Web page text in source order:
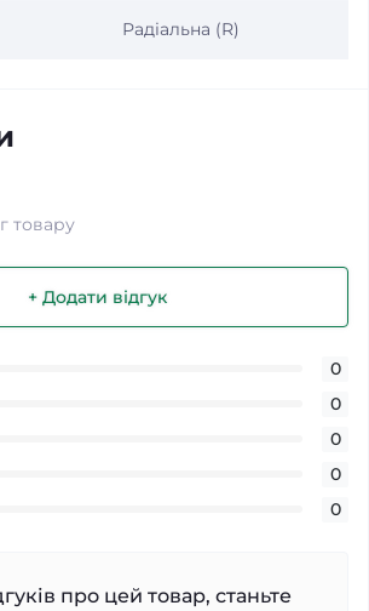
Радіальна (R)
товару
+ Додати відгук
0
0
0
0
0
про цей товар, станьте